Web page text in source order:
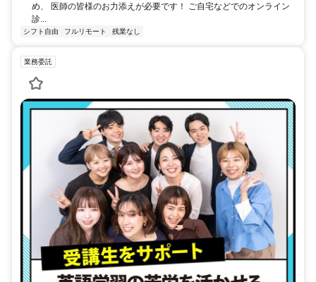
め、 医師の皆様のお力添えが必要です！ ご自宅などでのオンライン
診...
シフト自由 フルリモート 残業なし
業務委託